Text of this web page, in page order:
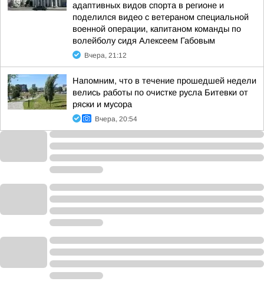
адаптивных видов спорта в регионе и
поделился видео с ветераном специальной
военной операции, капитаном команды по
волейболу сидя Алексеем Габовым
Вчера, 21:12
Напомним, что в течение прошедшей недели
велись работы по очистке русла Битевки от
ряски и мусора
Вчера, 20:54